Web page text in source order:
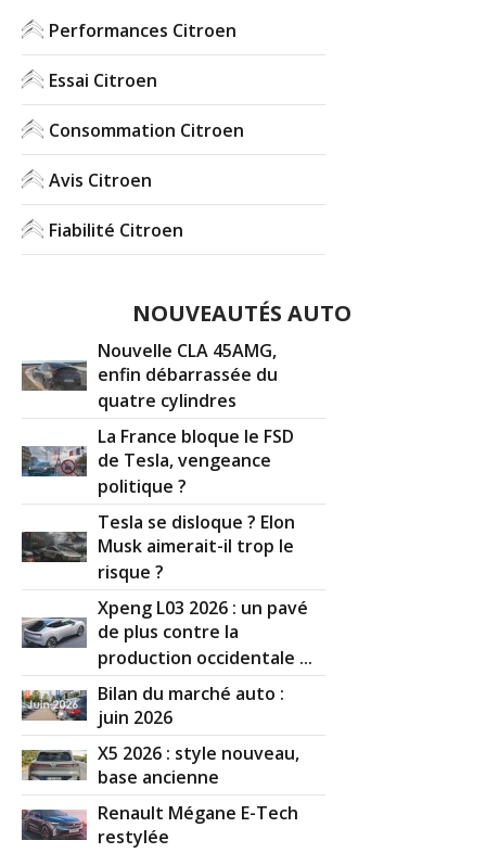
Performances Citroen
Essai Citroen
Consommation Citroen
Avis Citroen
Fiabilité Citroen
NOUVEAUTÉS AUTO
Nouvelle CLA 45AMG,
enfin débarrassée du
quatre cylindres
La France bloque le FSD
de Tesla, vengeance
politique ?
Tesla se disloque ? Elon
Musk aimerait-il trop le
risque ?
Xpeng L03 2026 : un pavé
de plus contre la
production occidentale ...
Bilan du marché auto :
juin 2026
X5 2026 : style nouveau,
base ancienne
Renault Mégane E-Tech
restylée